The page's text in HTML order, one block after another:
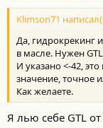
Klimson71
Да, гидрокрекинг
в масле. Нужен
И указано <-42,
значение, точное
Как желаете.
Я лью себе GTL